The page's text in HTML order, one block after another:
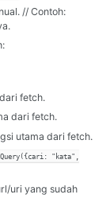
// Contoh:
fetch.
dari fetch.
utama dari fetch.
"kata",
uri yang sudah